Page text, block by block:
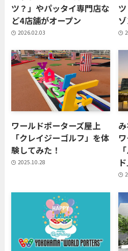
ツ？」やパッタイ専門店な
ど4店舗がオープン
2026.02.03
ワールドポーターズ屋上
「クレイジーゴルフ」を体
験してみた！
2025.10.28